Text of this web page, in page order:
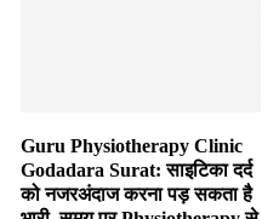
Guru Physiotherapy Clinic
Godadara Surat: साइटिका दर्द
को नजरअंदाज करना पड़ सकता है